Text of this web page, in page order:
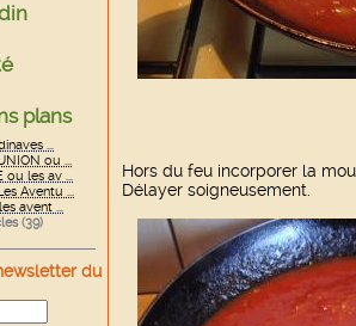
plans
...
ou ...
ou les av ...
Aventu ...
avent ...
(39)
du
Hors du feu incorporer la
Délayer soigneusement.